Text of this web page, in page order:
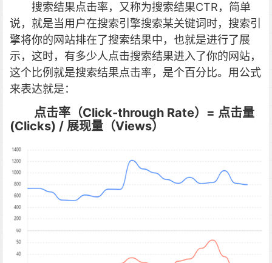
搜索结果点击率，又称为搜索结果CTR，简单
说，就是当用户在搜索引擎搜索某关键词时，搜索引
擎将你的网站排在了搜索结果中，也就是进行了展
示，这时，有多少人点击搜索结果进入了你的网站，
这个比例就是搜索结果点击率，是个百分比。用公式
来表达就是：
点击率（Click-through Rate）= 点击量
(Clicks) / 展现量（Views）